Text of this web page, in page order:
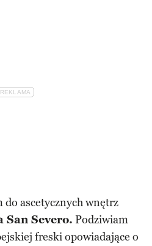
do ascetycznych wnętrz
San Severo. Podziwiam
freski opowiadające o